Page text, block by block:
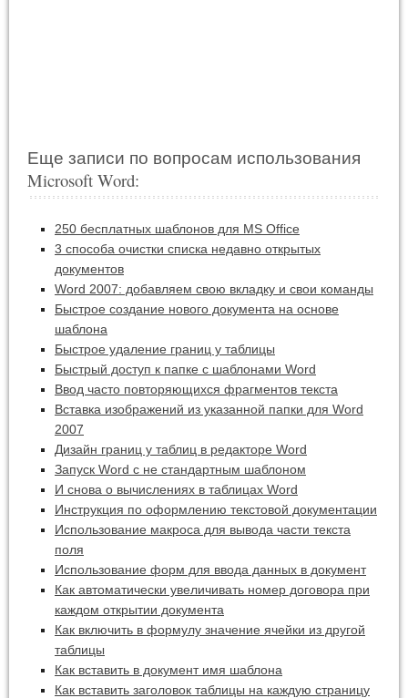
Еще записи по вопросам использования
Microsoft Word:
250 бесплатных шаблонов для MS Office
3 способа очистки списка недавно открытых
документов
Word 2007: добавляем свою вкладку и свои команды
Быстрое создание нового документа на основе
шаблона
Быстрое удаление границ у таблицы
Быстрый доступ к папке с шаблонами Word
Ввод часто повторяющихся фрагментов текста
Вставка изображений из указанной папки для Word
2007
Дизайн границ у таблиц в редакторе Word
Запуск Word с не стандартным шаблоном
И снова о вычислениях в таблицах Word
Инструкция по оформлению текстовой документации
Использование макроса для вывода части текста
поля
Использование форм для ввода данных в документ
Как автоматически увеличивать номер договора при
каждом открытии документа
Как включить в формулу значение ячейки из другой
таблицы
Как вставить в документ имя шаблона
Как вставить заголовок таблицы на каждую страницу